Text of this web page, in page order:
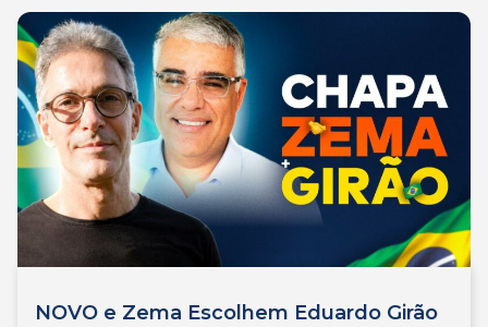
NOVO e Zema Escolhem Eduardo Girão